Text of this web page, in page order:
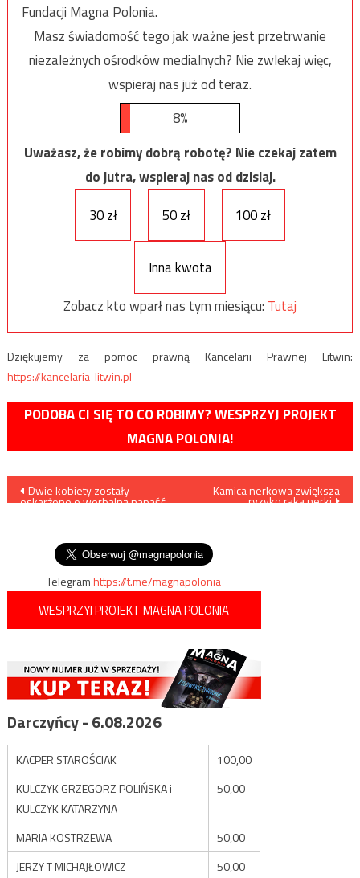
Fundacji Magna Polonia.
Masz świadomość tego jak ważne jest przetrwanie
niezależnych ośrodków medialnych? Nie zwlekaj więc,
wspieraj nas już od teraz.
8%
Uważasz, że robimy dobrą robotę? Nie czekaj zatem
do jutra, wspieraj nas od dzisiaj.
30 zł
50 zł 100 zł
Inna kwota
Zobacz kto wparł nas tym miesiącu: Tutaj
Dziękujemy za pomoc prawną Kancelarii Prawnej Litwin:
https://kancelaria-litwin.pl
PODOBA CI SIĘ TO CO ROBIMY? WESPRZYJ PROJEKT
MAGNA POLONIA!
Nawigacja
Dwie kobiety zostały
oskarżone o werbalną napaść
Kamica nerkowa zwiększa
ryzyko raka nerki
Telegramhttps://t.me/magnapolonia
WESPRZYJ PROJEKT MAGNA POLONIA
Darczyńcy - 6.08.2026
KACPER STAROŚCIAK
100,00
KULCZYK GRZEGORZ POLIŃSKA i
KULCZYK KATARZYNA
50,00
MARIA KOSTRZEWA
50,00
JERZY T MICHAJŁOWICZ
50,00